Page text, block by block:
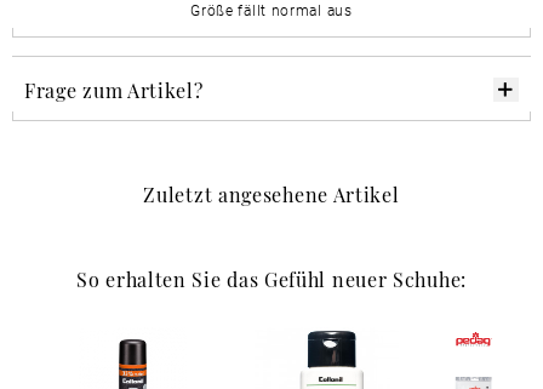
Größe fällt normal aus
Frage zum Artikel?
Zuletzt angesehene Artikel
So erhalten Sie das Gefühl neuer Schuhe: